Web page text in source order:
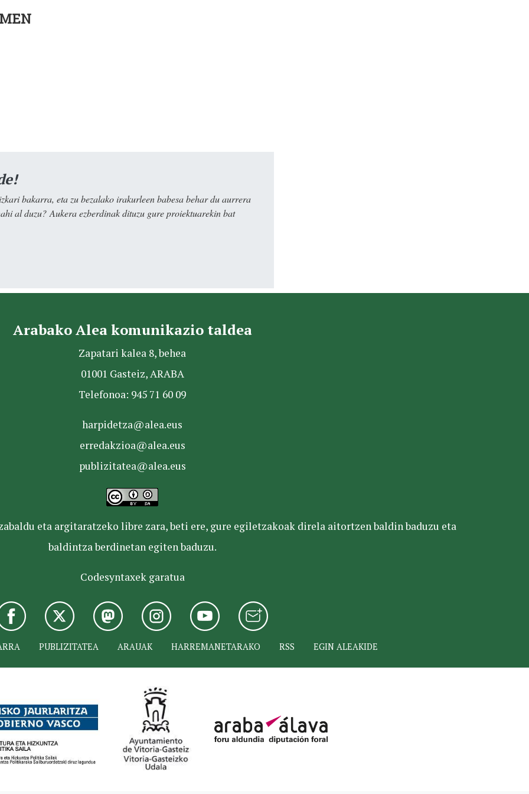
bakarra, eta zu bezalako irakurleen babesa behar du aurrera
al duzu? Aukera ezberdinak dituzu gure proiektuarekin bat
Arabako Alea komunikazio taldea
Zapatari kalea 8, behea
01001 Gasteiz, ARABA
Telefonoa: 945 71 60 09
harpidetza@alea.eus
erredakzioa@alea.eus
publizitatea@alea.eus
eta argitaratzeko libre zara, beti ere, gure egiletzakoak direla aitortzen baldin baduzu eta
baldintza berdinetan egiten baduzu.
Codesyntaxek garatua
PUBLIZITATEA ARAUAK HARREMANETARAKO RSS EGIN ALEAKIDE